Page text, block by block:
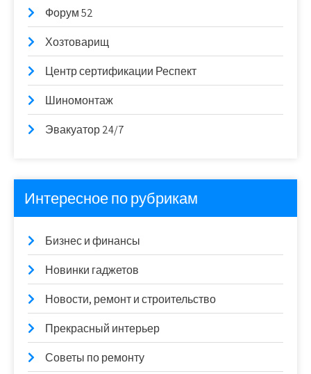
Форум 52
Хозтоварищ
Центр сертификации Респект
Шиномонтаж
Эвакуатор 24/7
Интересное по рубрикам
Бизнес и финансы
Новинки гаджетов
Новости, ремонт и строительство
Прекрасный интерьер
Советы по ремонту